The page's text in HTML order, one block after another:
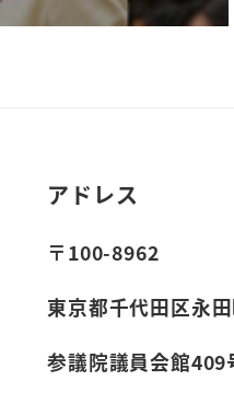
アドレス
〒100-8962
東京都千代田区永
参議院議員会館409